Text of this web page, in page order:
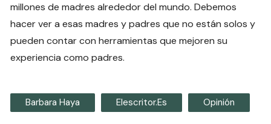
millones de madres alrededor del mundo. Debemos
hacer ver a esas madres y padres que no están solos y
pueden contar con herramientas que mejoren su
experiencia como padres.
Barbara Haya Elescritor.es Opinión